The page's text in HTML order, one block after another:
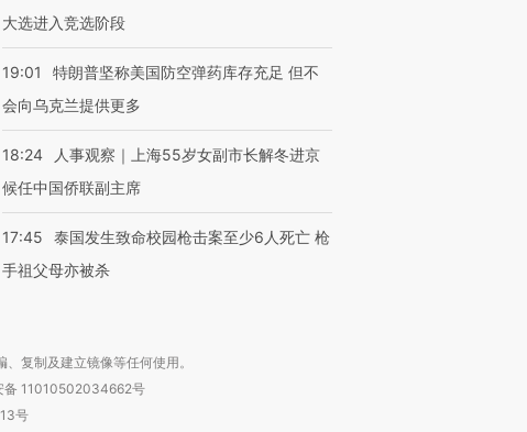
大选进入竞选阶段
19:01
特朗普坚称美国防空弹药库存充足 但不
会向乌克兰提供更多
18:24
人事观察｜上海55岁女副市长解冬进京
候任中国侨联副主席
17:45
泰国发生致命校园枪击案至少6人死亡 枪
手祖父母亦被杀
复制及建立镜像等任何使用。
备 11010502034662号
号